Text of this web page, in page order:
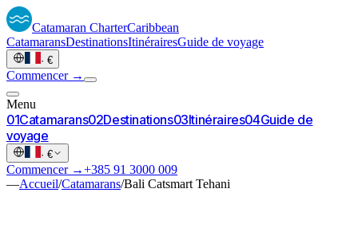
Catamaran CharterCaribbean
CatamaransDestinationsItinérairesGuide de voyage
· €
Commencer →
Menu
01Catamarans02Destinations03Itinéraires04Guide de
voyage
· €
Commencer →+385 91 3000 009
—Accueil/Catamarans/Bali Catsmart Tehani